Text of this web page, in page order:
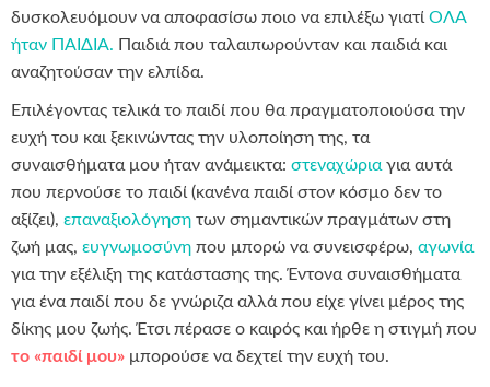
δυσκολευόμουν να αποφασίσω ποιο να επιλέξω γιατί ΟΛΑ
ήταν ΠΑΙΔΙΑ. Παιδιά που ταλαιπωρούνταν και παιδιά και
αναζητούσαν την ελπίδα.
Επιλέγοντας τελικά το παιδί που θα πραγματοποιούσα την
ευχή του και ξεκινώντας την υλοποίηση της, τα
συναισθήματα μου ήταν ανάμεικτα: στεναχώρια για αυτά
που περνούσε το παιδί (κανένα παιδί στον κόσμο δεν το
αξίζει), επαναξιολόγηση των σημαντικών πραγμάτων στη
ζωή μας, ευγνωμοσύνη που μπορώ να συνεισφέρω, αγωνία
για την εξέλιξη της κατάστασης της. Έντονα συναισθήματα
για ένα παιδί που δε γνώριζα αλλά που είχε γίνει μέρος της
δίκης μου ζωής. Έτσι πέρασε ο καιρός και ήρθε η στιγμή που
το «παιδί μου» μπορούσε να δεχτεί την ευχή του.